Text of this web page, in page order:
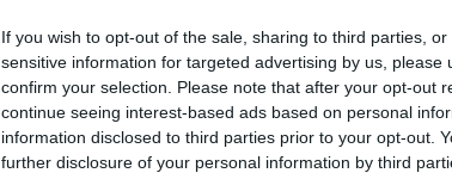
If you wish to opt-out of the sale, sharing to third parties,
sensitive information for targeted advertising by us, please
confirm your selection. Please note that after your opt-out
continue seeing interest-based ads based on personal
information disclosed to third parties prior to your opt-out.
further disclosure of your personal information by third
προνομιούχο ρόλο της
αντιπολίτευσης, χωρίς να
προηγηθεί εκλογές